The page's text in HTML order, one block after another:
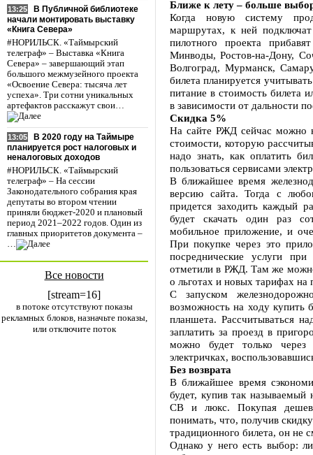
13:25
В Публичной библиотеке
начали монтировать выставку
«Книга Севера»
#НОРИЛЬСК. «Таймырский
телеграф» – Выставка «Книга
Севера» – завершающий этап
большого межмузейного проекта
«Освоение Севера: тысяча лет
успеха». Три сотни уникальных
артефактов расскажут свои…
13:05
В 2020 году на Таймыре
планируется рост налоговых и
неналоговых доходов
#НОРИЛЬСК. «Таймырский
телеграф» – На сессии
Законодательного собрания края
депутаты во втором чтении
приняли бюджет-2020 и плановый
период 2021–2022 годов. Один из
главных приоритетов документа –
…
Все новости
[stream=16]
в потоке отсутствуют показы
рекламных блоков, назначьте показы,
или отключите поток
Ближе к лету – больше
Когда новую систему
маршрутах, к ней
пилотного проекта
Минводы, Ростов-на-Дону,
Волгоград, Мурманск,
билета планируется
питание в стоимость билета
в зависимости от дальности
Скидка 5%
На сайте РЖД сейчас можно
стоимости, которую
надо знать, как оплатить
пользоваться сервисами
В ближайшее время
версию сайта. Тогда с
придется заходить
будет скачать один раз
мобильное приложение, и
При покупке через это
посреднические услуги
отметили в РЖД. Там же
о льготах и новых тарифах на
С запуском
возможность на ходу купить
планшета. Рассчитываться
заплатить за проезд в
можно будет только через
электричках,
Без возврата
В ближайшее время
будет, купив так называемый
СВ и люкс. Покупая
понимать, что, получив
традиционного билета, он не
Однако у него есть выбор: